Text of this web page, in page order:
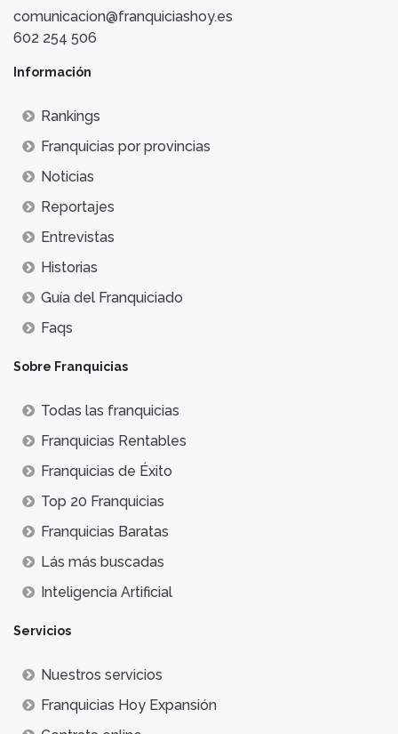
comunicacion@franquiciashoy.es
602 254 506
Información
Rankings
Franquicias por provincias
Noticias
Reportajes
Entrevistas
Historias
Guía del Franquiciado
Faqs
Sobre Franquicias
Todas las franquicias
Franquicias Rentables
Franquicias de Éxito
Top 20 Franquicias
Franquicias Baratas
Lás más buscadas
Inteligencia Artificial
Servicios
Nuestros servicios
Franquicias Hoy Expansión